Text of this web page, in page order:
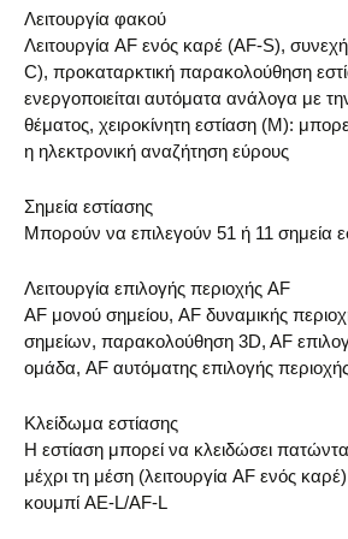
Λειτουργία φακού
Λειτουργία AF ενός καρέ (AF-S),
C), προκαταρκτική παρακολούθηση
ενεργοποιείται αυτόματα ανάλογα με
θέματος, χειροκίνητη εστίαση (M):
η ηλεκτρονική αναζήτηση εύρους
Σημεία εστίασης
Μπορούν να επιλεγούν 51 ή 11 σημεία
Λειτουργία επιλογής περιοχής AF
AF μονού σημείου, AF δυναμικής
σημείων, παρακολούθηση 3D, AF
ομάδα, AF αυτόματης επιλογής
Κλείδωμα εστίασης
Η εστίαση μπορεί να κλειδώσει
μέχρι τη μέση (λειτουργία AF ενός
κουμπί AE-L/AF-L